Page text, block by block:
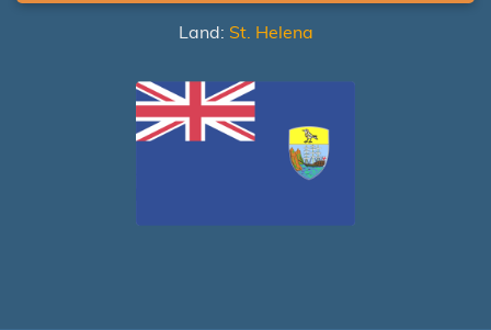
Land: St. Helena